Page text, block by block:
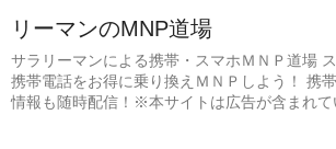
リーマンのMNP道場
サラリーマンによる携帯・スマホＭＮＰ道場
携帯電話をお得に乗り換えＭＮＰしよう！ 携
情報も随時配信！※本サイトは広告が含まれて